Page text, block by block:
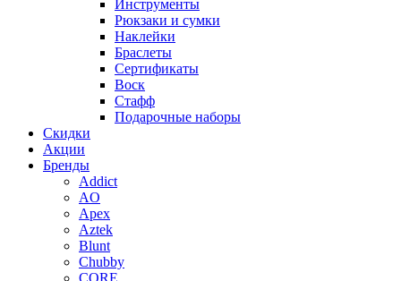
Инструменты
Рюкзаки и сумки
Наклейки
Браслеты
Сертификаты
Воск
Стафф
Подарочные наборы
Скидки
Акции
Бренды
Addict
AO
Apex
Aztek
Blunt
Chubby
CORE